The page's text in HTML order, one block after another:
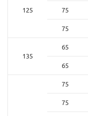
125 75
75
135
65
65
75
75